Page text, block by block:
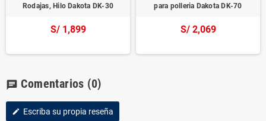
Rodajas, Hilo Dakota DK-30
S/ 1,899
para polleria Dakota DK-70
S/ 2,069
chat Comentarios (0)
edit Escriba su propia reseña